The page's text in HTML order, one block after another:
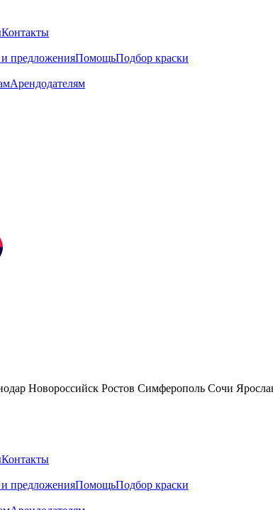
Контакты
предложенияПомощьПодбор краски
Арендодателям
Новороссийск Ростов Симферополь Сочи
Контакты
предложенияПомощьПодбор краски